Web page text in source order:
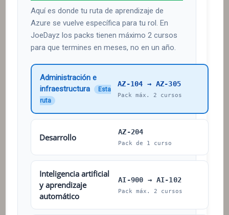
Aquí es donde tu ruta de aprendizaje de
Azure se vuelve específica para tu rol. En
JoeDayz los packs tienen máximo 2 cursos
para que termines en meses, no en un año.
Administración e
infraestructura
Esta
ruta
AZ-104 → AZ-305
Pack máx. 2 cursos
Desarrollo
AZ-204
Pack de 1 curso
Inteligencia artificial
y aprendizaje
automático
AI-900 → AI-102
Pack máx. 2 cursos